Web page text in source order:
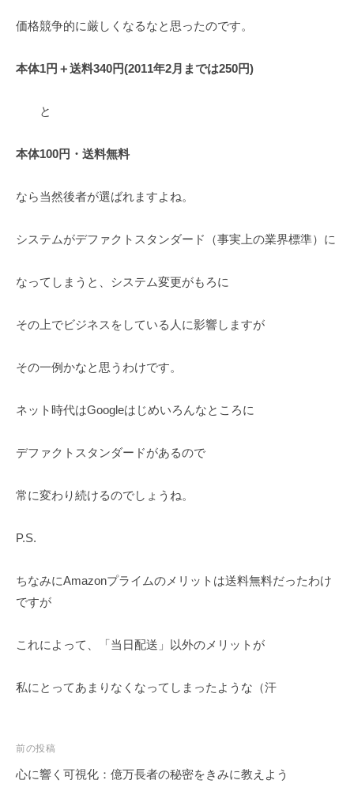
価格競争的に厳しくなるなと思ったのです。
本体1円＋送料340円(2011年2月までは250円)
と
本体100円・送料無料
なら当然後者が選ばれますよね。
システムがデファクトスタンダード（事実上の業界標準）に
なってしまうと、システム変更がもろに
その上でビジネスをしている人に影響しますが
その一例かなと思うわけです。
ネット時代はGoogleはじめいろんなところに
デファクトスタンダードがあるので
常に変わり続けるのでしょうね。
P.S.
ちなみにAmazonプライムのメリットは送料無料だったわけ
ですが
これによって、「当日配送」以外のメリットが
私にとってあまりなくなってしまったような（汗
前の投稿
心に響く可視化：億万長者の秘密をきみに教えよう